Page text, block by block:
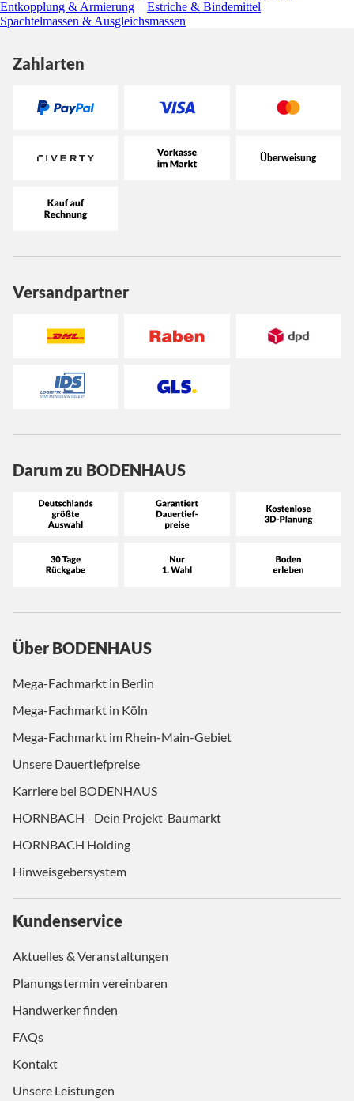
Entkopplung & Armierung
Estriche & Bindemittel
Spachtelmassen & Ausgleichsmassen
Zahlarten
Versandpartner
Darum zu BODENHAUS
Über BODENHAUS
Mega-Fachmarkt in Berlin
Mega-Fachmarkt in Köln
Mega-Fachmarkt im Rhein-Main-Gebiet
Unsere Dauertiefpreise
Karriere bei BODENHAUS
HORNBACH - Dein Projekt-Baumarkt
HORNBACH Holding
Hinweisgebersystem
Kundenservice
Aktuelles & Veranstaltungen
Planungstermin vereinbaren
Handwerker finden
FAQs
Kontakt
Unsere Leistungen